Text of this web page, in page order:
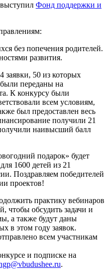
Фонд поддержки и
без попечения родителей.
развития.
заявки, 50 из которых
переданы на
К конкурсу были
всем условиям,
был предоставлен весь
получили 21
наивысший балл
подарок» будет
1600 детей из 21
Поздравляем победителей
проектов!
практику вебинаров
чтобы обсудить задачи и
а также будут даны
в этом году заявок.
всем участникам
и подписке на
.